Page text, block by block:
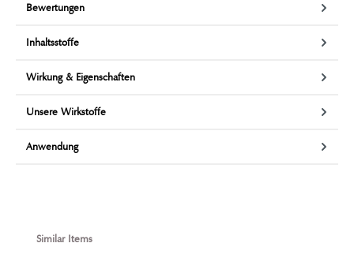
Bewertungen
Inhaltsstoffe
Wirkung & Eigenschaften
Unsere Wirkstoffe
Anwendung
Produktgalerie überspringen
Similar Items